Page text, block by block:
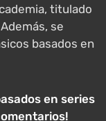
titulado
Además, se
basados en
en series